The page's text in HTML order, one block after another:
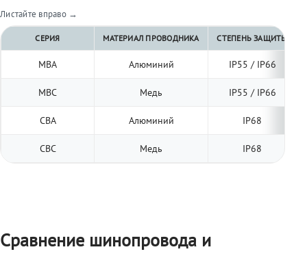
Листайте вправо →
СЕРИЯ МАТЕРИАЛ ПРОВОДНИКА СТЕПЕНЬ ЗАЩИТЫ
МВА Алюминий IP55 / IP66
МВС Медь IP55 / IP66
СВА Алюминий IP68
СВС Медь IP68
Сравнение шинопровода и